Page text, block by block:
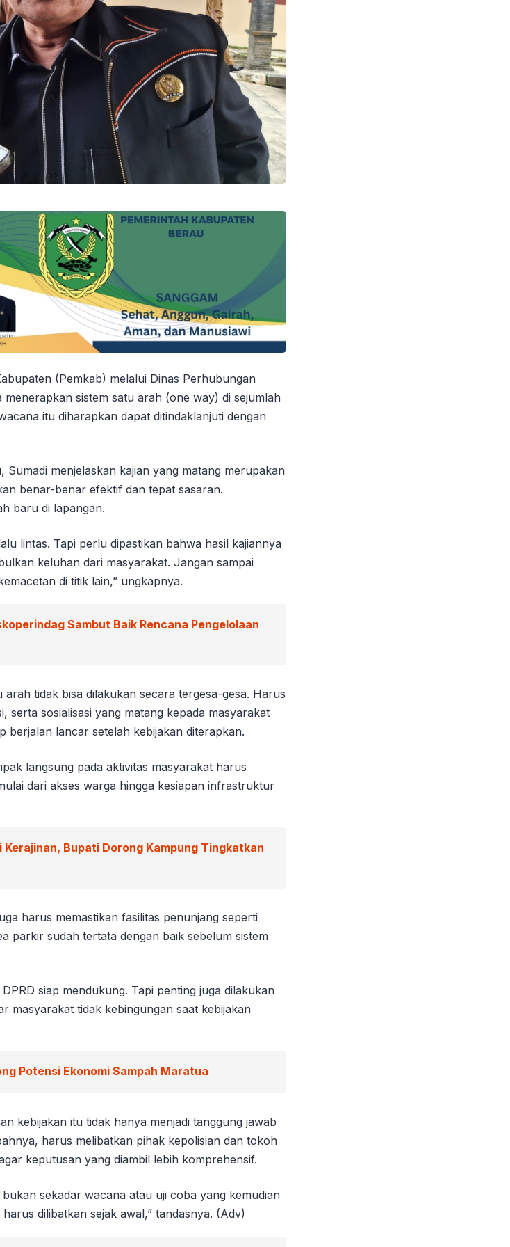
(Pemkab) melalui Dinas Perhubungan
sistem satu arah (one way) di sejumlah
itu diharapkan dapat ditindaklanjuti dengan
Sumadi menjelaskan kajian yang matang merupakan
benar-benar efektif dan tepat sasaran.
baru di lapangan.
lintas. Tapi perlu dipastikan bahwa hasil kajiannya
keluhan dari masyarakat. Jangan sampai
di titik lain,” ungkapnya.
Sambut Baik Rencana Pengelolaan
tidak bisa dilakukan secara tergesa-gesa. Harus
serta sosialisasi yang matang kepada masyarakat
berjalan lancar setelah kebijakan diterapkan.
langsung pada aktivitas masyarakat harus
dari akses warga hingga kesiapan infrastruktur
Bupati Dorong Kampung Tingkatkan
harus memastikan fasilitas penunjang seperti
parkir sudah tertata dengan baik sebelum sistem
siap mendukung. Tapi penting juga dilakukan
masyarakat tidak kebingungan saat kebijakan
Potensi Ekonomi Sampah Maratua
kebijakan itu tidak hanya menjadi tanggung jawab
harus melibatkan pihak kepolisian dan tokoh
keputusan yang diambil lebih komprehensif.
sekadar wacana atau uji coba yang kemudian
dilibatkan sejak awal,” tandasnya. (Adv)